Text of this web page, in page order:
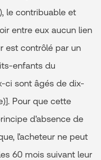
le contribuable et
entre eux aucun lien
est contrôlé par un
enfants du
ci sont âgés de dix-
Pour que cette
d'absence de
l'acheteur ne peut
60 mois suivant leur